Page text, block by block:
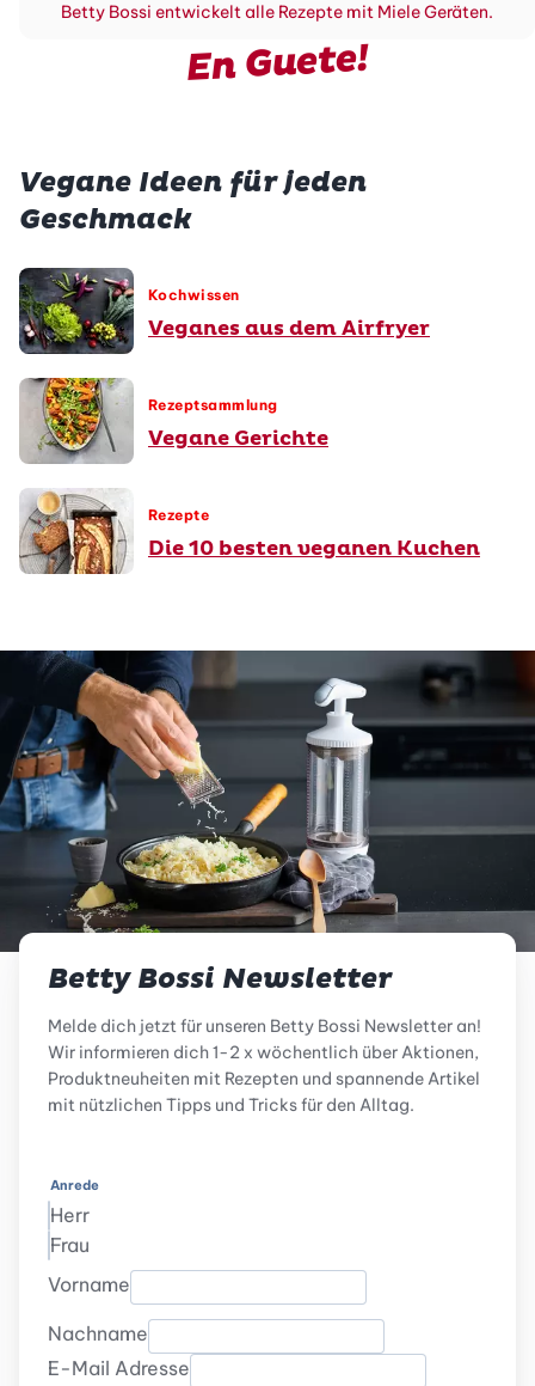
Betty Bossi entwickelt alle Rezepte mit Miele Geräten.
En Guete!
Vegane Ideen für jeden
Geschmack
Kochwissen
Veganes aus dem Airfryer
Rezeptsammlung
Vegane Gerichte
Rezepte
Die 10 besten veganen Kuchen
Betty Bossi Newsletter
Melde dich jetzt für unseren Betty Bossi Newsletter an!
Wir informieren dich 1-2 x wöchentlich über Aktionen,
Produktneuheiten mit Rezepten und spannende Artikel
mit nützlichen Tipps und Tricks für den Alltag.
Anrede
Herr
Frau
Vorname
Nachname
E-Mail Adresse